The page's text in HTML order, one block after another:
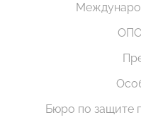
Бюро по защите